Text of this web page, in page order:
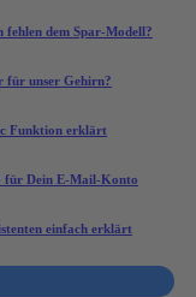
dem Spar-Modell?
für unser Gehirn?
Funktion erklärt
für Dein E-Mail-Konto
einfach erklärt